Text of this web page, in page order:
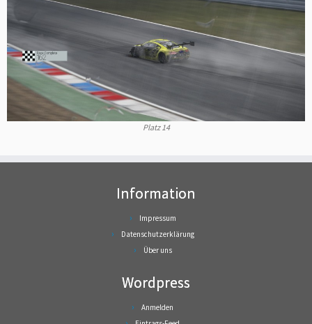
Platz 14
Information
Impressum
Datenschutzerklärung
Über uns
Wordpress
Anmelden